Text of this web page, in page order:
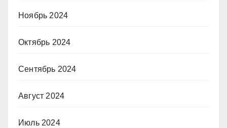
Ноябрь 2024
Октябрь 2024
Сентябрь 2024
Август 2024
Июль 2024